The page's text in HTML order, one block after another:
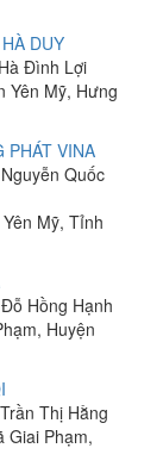
DUY
Đình Lợi
Yên Mỹ, Hưng
PHÁT VINA
Quốc
Mỹ, Tỉnh
Hồng Hạnh
Huyện
Thị Hằng
Giai Phạm,